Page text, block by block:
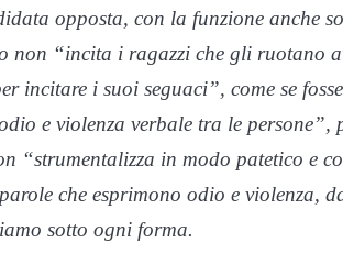
opposta, con la funzione anche
non “incita i ragazzi che gli ruotano
incitare i suoi seguaci”, come se
e violenza verbale tra le persone”,
“strumentalizza in modo patetico e
che esprimono odio e violenza,
sotto ogni forma.